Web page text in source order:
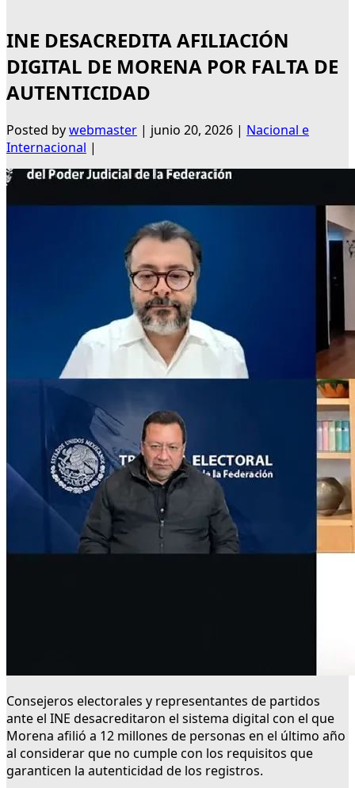
INE DESACREDITA AFILIACIÓN
DIGITAL DE MORENA POR FALTA DE
AUTENTICIDAD
Posted bywebmaster | junio 20, 2026 | Nacional e
Internacional |
Consejeros electorales y representantes de partidos
ante el INE desacreditaron el sistema digital con el que
Morena afilió a 12 millones de personas en el último año
al considerar que no cumple con los requisitos que
garanticen la autenticidad de los registros.